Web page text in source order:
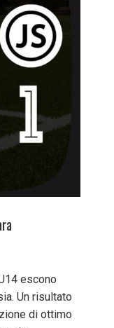
escono
Un risultato
di ottimo